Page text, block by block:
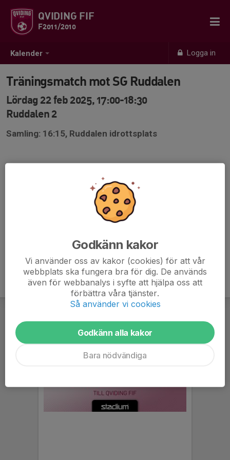
Kalender Logga in
QVIDING FIF
F2011/2010
Träningsmatch mot SG Ruddalen
Lördag 22 feb 2025, 17:00-18:30
Ruddalen 2
Samling: 16:15, Ruddalen idrottsplats
Godkänn kakor
Vi använder oss av kakor (cookies) för att vår
webbplats ska fungera bra för dig. De används
även för webbanalys i syfte att hjälpa oss att
förbättra våra tjänster.
Så använder vi cookies
Godkänn alla kakor
Bara nödvändiga